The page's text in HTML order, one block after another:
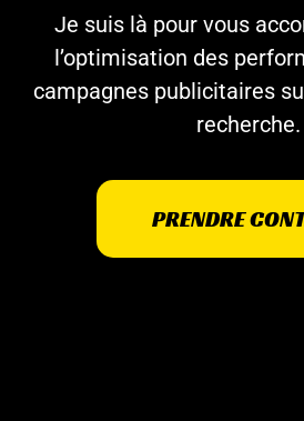
Je suis là pour vous
l’optimisation des
campagnes publicitaires
recherche.
PRENDRE